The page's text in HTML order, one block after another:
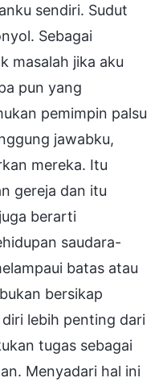
sendiri. Sudut
Sebagai
masalah jika aku
pun yang
pemimpin palsu
jawabku,
mereka. Itu
gereja dan itu
berarti
saudara-
batas atau
bersikap
lebih penting dari
tugas sebagai
Menyadari hal ini